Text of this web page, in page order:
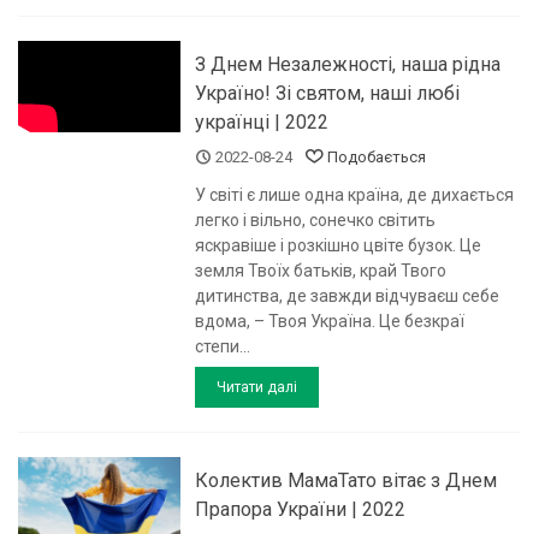
З Днем Незалежності, наша рідна
Україно! Зі святом, наші любі
українці | 2022
2022-08-24 Подобається
У світі є лише одна країна, де дихається
легко і вільно, сонечко світить
яскравіше і розкішно цвіте бузок. Це
земля Твоїх батьків, край Твого
дитинства, де завжди відчуваєш себе
вдома, – Твоя Україна. Це безкраї
степи...
Читати далі
Колектив МамаТато вітає з Днем
Прапора України | 2022